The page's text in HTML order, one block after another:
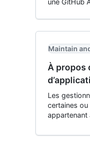
une GitHub
Maintain
À propos
Les
certaines
appartenant